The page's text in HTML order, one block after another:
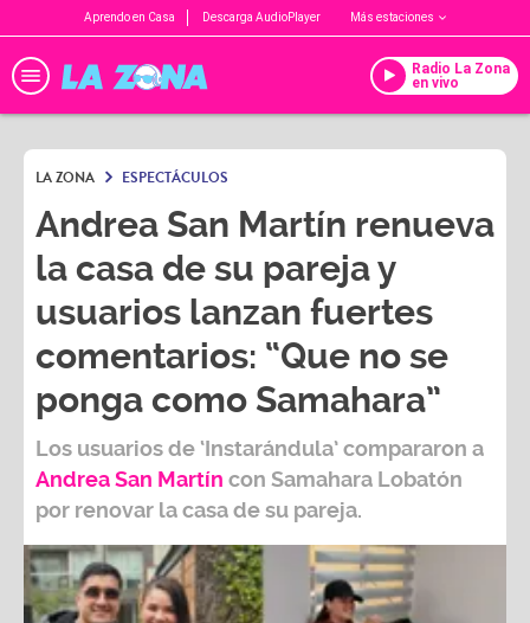
Aprendo en Casa Descarga AudioPlayer Más estaciones
Radio La Zona
en vivo
LA ZONA ESPECTÁCULOS
Andrea San Martín renueva
la casa de su pareja y
usuarios lanzan fuertes
comentarios: “Que no se
ponga como Samahara”
Los usuarios de ‘Instarándula’ compararon a
Andrea San Martín con Samahara Lobatón
por renovar la casa de su pareja.